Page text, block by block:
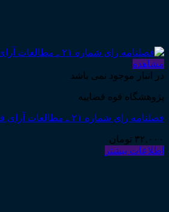
مشاهده
در انبار موجود نمی باشد
پژوهشگاه قوه قضاییه
فصلنامه رای شماره ۲۱ ـ مطالعات آرای قضایی ـ زمستان ـ۹۶
۳۲,۰۰۰ تومان
اطلاعات بیشتر